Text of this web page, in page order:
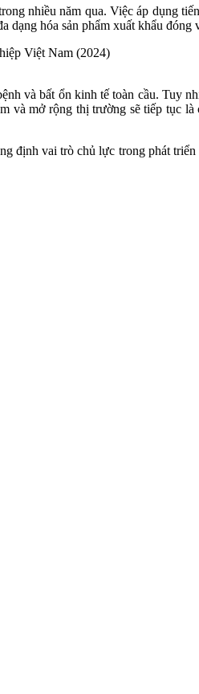
nhiều năm qua. Việc áp dụng
hóa sản phẩm xuất khẩu đóng
Việt Nam (2024)
và bất ổn kinh tế toàn cầu. Tuy
và mở rộng thị trường sẽ tiếp tục
định vai trò chủ lực trong phát